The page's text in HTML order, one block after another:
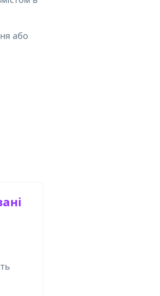
або